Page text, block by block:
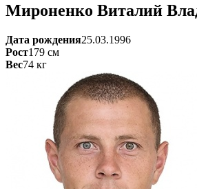
Мироненко Виталий
Дата рождения25.03.1996
Рост179 см
Вес74 кг